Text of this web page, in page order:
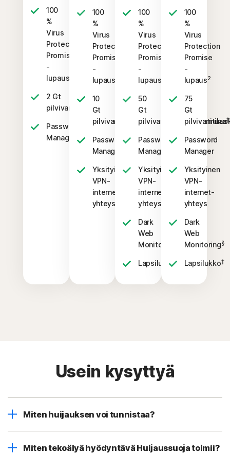
100
%
Virus
Protection
Promise
-
lupaus
2 Gt
pilvivarmuuskopiointitilaa
‡‡,4
Password
Manager
100
%
Virus
Protection
Promise
-
lupaus
10
Gt
pilvivarmuuskopiointitilaa
‡‡,4
Password
Manager
Yksityinen
VPN-
internet-
yhteys
100
%
Virus
Protection
Promise
-
lupaus
50
Gt
pilvivarmuuskopiointitilaa
Password
Manager
Yksityinen
VPN-
internet-
yhteys
Dark
Web
Monitoring
Lapsilukko‡
100
%
Virus
Protection
Promise
-
lupaus2
75
Gt
Password
Manager
Yksityinen
VPN-
internet-
yhteys
Dark
Web
Monitoring§
Lapsilukko‡
Usein kysyttyä
Miten huijauksen voi tunnistaa?
Miten tekoälyä hyödyntävä Huijaussuoja toimii?